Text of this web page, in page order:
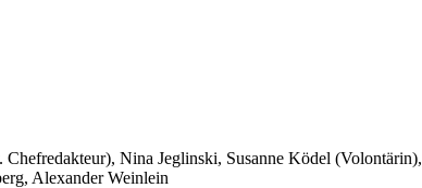
Nina Jeglinski, Susanne Ködel (Volontärin),
Alexander Weinlein